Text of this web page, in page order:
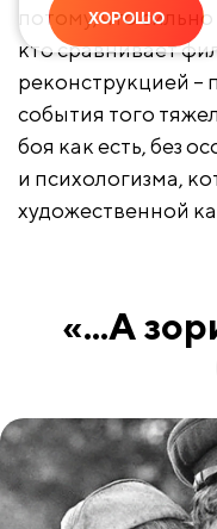
потому, что
кто сравнивает
реконструкцией –
события того
боя как есть, без
и психологизма,
художественной
«...А
ХОРОШО